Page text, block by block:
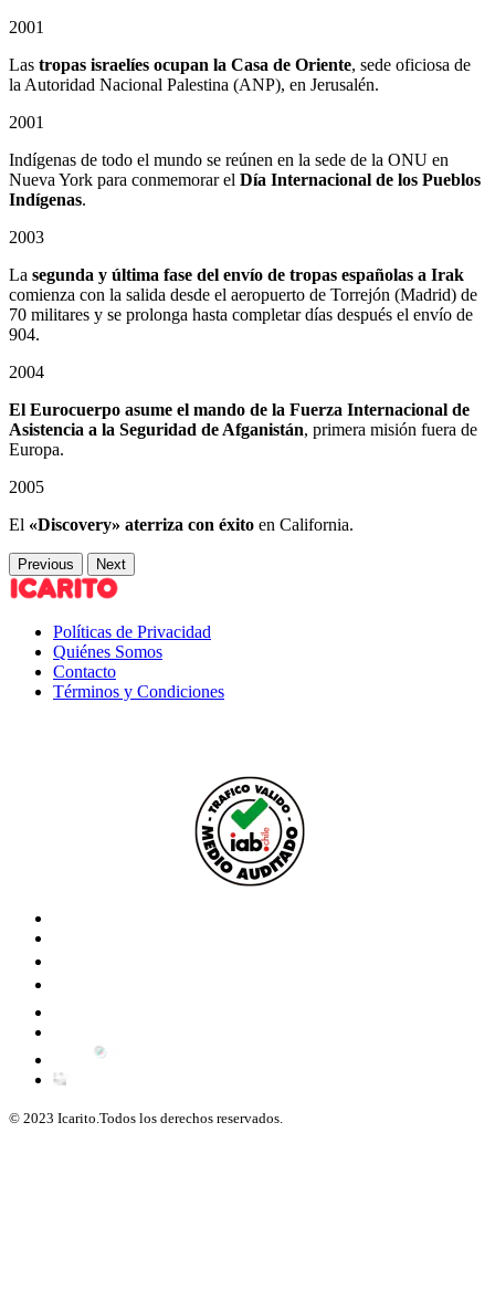
2001
Las tropas israelíes ocupan la Casa de Oriente, sede oficiosa de
la Autoridad Nacional Palestina (ANP), en Jerusalén.
2001
Indígenas de todo el mundo se reúnen en la sede de la ONU en
Nueva York para conmemorar el Día Internacional de los Pueblos
Indígenas.
2003
La segunda y última fase del envío de tropas españolas a Irak
comienza con la salida desde el aeropuerto de Torrejón (Madrid) de
70 militares y se prolonga hasta completar días después el envío de
904.
2004
El Eurocuerpo asume el mando de la Fuerza Internacional de
Asistencia a la Seguridad de Afganistán, primera misión fuera de
Europa.
2005
El «Discovery» aterriza con éxito en California.
Previous Next
Políticas de Privacidad
Quiénes Somos
Contacto
Términos y Condiciones
© 2023 Icarito.Todos los derechos reservados.